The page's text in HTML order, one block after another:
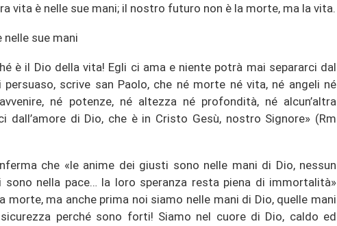
vita è nelle sue mani; il nostro futuro non è la morte, ma la vita.
nelle sue mani
è il Dio della vita! Egli ci ama e niente potrà mai separarci dal
scrive san Paolo, che né morte né vita, né angeli né
né potenze, né altezza né profondità, né alcun’altra
dall’amore di Dio, che è in Cristo Gesù, nostro Signore» (Rm
che «le anime dei giusti sono nelle mani di Dio, nessun
nella pace… la loro speranza resta piena di immortalità»
morte, ma anche prima noi siamo nelle mani di Dio, quelle mani
perché sono forti! Siamo nel cuore di Dio, caldo ed